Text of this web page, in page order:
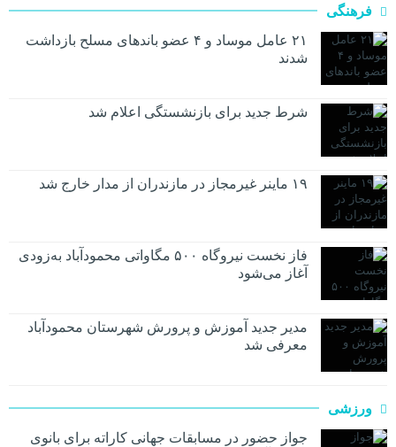
فرهنگی
۲۱ عامل موساد و ۴ عضو باند‌های مسلح بازداشت
شدند
شرط جدید برای بازنشستگی اعلام شد
۱۹ ماینر غیرمجاز در مازندران از مدار خارج شد
فاز نخست نیروگاه ۵۰۰ مگاواتی محمودآباد به‌زودی
آغاز می‌شود
مدیر جدید آموزش و پرورش شهرستان محمودآباد
معرفی شد
ورزشی
جواز حضور در مسابقات جهانی کاراته برای بانوی